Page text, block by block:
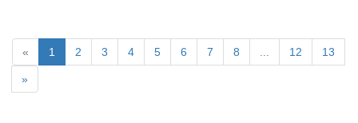
« 1 2 3 4 5 6 7 8 12 13
»